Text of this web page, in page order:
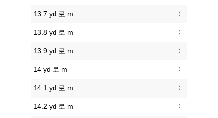
13.7 yd 로 m
13.8 yd 로 m
13.9 yd 로 m
14 yd 로 m
14.1 yd 로 m
14.2 yd 로 m